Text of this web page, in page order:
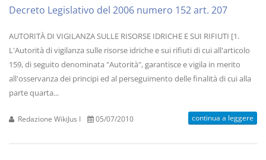
Decreto Legislativo del 2006 numero 152 art. 207
AUTORITÀ DI VIGILANZA SULLE RISORSE IDRICHE E SUI RIFIUTI [1.
L'Autorità di vigilanza sulle risorse idriche e sui rifiuti di cui all'articolo
159, di seguito denominata "Autorità", garantisce e vigila in merito
all'osservanza dei principi ed al perseguimento delle finalità di cui alla
parte quarta...
Redazione WikiJus I 05/07/2010 continua a leggere